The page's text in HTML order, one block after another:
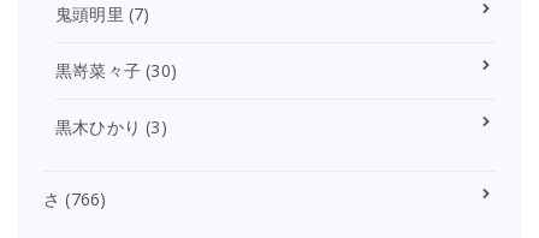
鬼頭明里 (7)
黒嵜菜々子 (30)
黒木ひかり (3)
さ (766)